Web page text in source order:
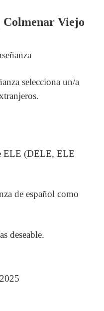
Colmenar Viejo
selecciona un/a
ELE (DELE, ELE
de español como
deseable.